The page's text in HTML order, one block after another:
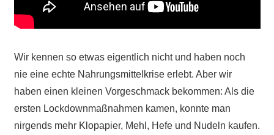
Wir kennen so etwas eigentlich nicht und haben noch
nie eine echte Nahrungsmittelkrise erlebt. Aber wir
haben einen kleinen Vorgeschmack bekommen: Als die
ersten Lockdownmaßnahmen kamen, konnte man
nirgends mehr Klopapier, Mehl, Hefe und Nudeln kaufen.